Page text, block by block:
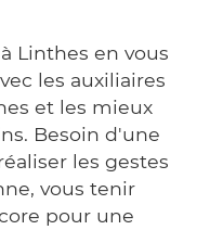
Linthes en vous
les auxiliaires
et les mieux
Besoin d'une
les gestes
vous tenir
pour une